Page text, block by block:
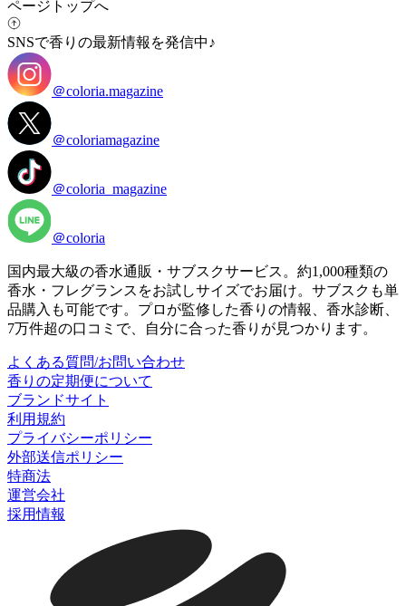
ページトップへ
SNSで香りの最新情報を発信中♪
＠coloria.magazine
＠coloriamagazine
＠coloria_magazine
＠coloria
国内最大級の香水通販・サブスクサービス。約1,000種類の
香水・フレグランスをお試しサイズでお届け。サブスクも単
品購入も可能です。プロが監修した香りの情報、香水診断、
7万件超の口コミで、自分に合った香りが見つかります。
よくある質問/お問い合わせ
香りの定期便について
ブランドサイト
利用規約
プライバシーポリシー
外部送信ポリシー
特商法
運営会社
採用情報